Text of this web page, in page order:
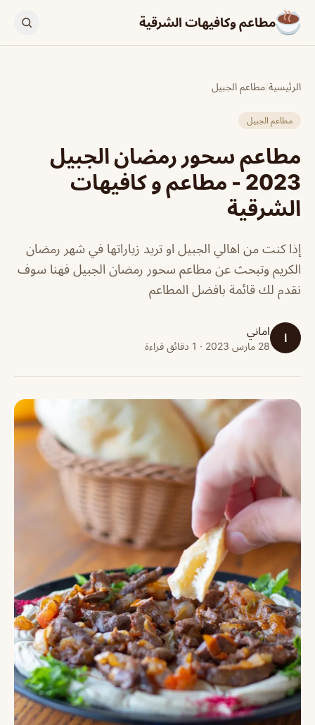
مطاعم وكافيهات الشرقية
الرئيسية/مطاعم الجبيل
مطاعم الجبيل
مطاعم سحور رمضان الجبيل
2023 - مطاعم و كافيهات
الشرقية
إذا كنت من اهالي الجبيل او تريد زياراتها في شهر رمضان
الكريم وتبحث عن مطاعم سحور رمضان الجبيل فهنا سوف
نقدم لك قائمة بافضل المطاعم
ا اماني
28 مارس 2023 · 1 دقائق قراءة